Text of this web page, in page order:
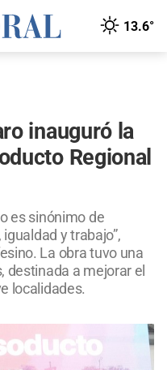
13.6°
inauguró la
Regional
es sinónimo de
y trabajo”,
La obra tuvo una
destinada a mejorar el
localidades.